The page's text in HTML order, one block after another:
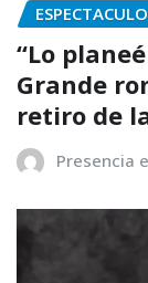
“Lo
Grande
retiro de
Presencia